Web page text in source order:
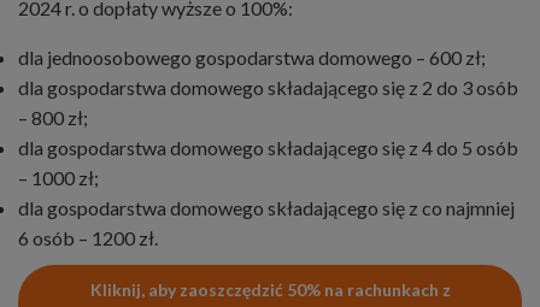
2024 r. o dopłaty wyższe o 100%:
dla jednoosobowego gospodarstwa domowego – 600 zł;
dla gospodarstwa domowego składającego się z 2 do 3 osób
– 800 zł;
dla gospodarstwa domowego składającego się z 4 do 5 osób
– 1000 zł;
dla gospodarstwa domowego składającego się z co najmniej
6 osób – 1200 zł.
Kliknij, aby zaoszczędzić 50% na rachunkach z